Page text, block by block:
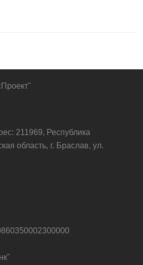
211969, Республика
область, г. Браслав, ул.